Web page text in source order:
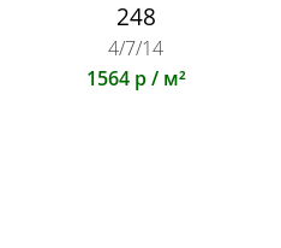
248
4/7/14
1564 р / м²